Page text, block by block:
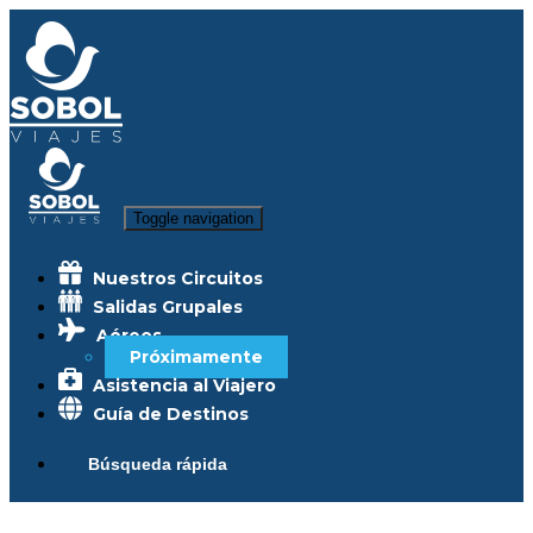
Toggle navigation
Nuestros Circuitos
Salidas Grupales
Aéreos
Próximamente
Asistencia al Viajero
Guía de Destinos
Búsqueda rápida